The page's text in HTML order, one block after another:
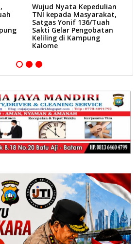
Wujud Nyata Kepedulian
TNI kepada Masyarakat,
Satgas Yonif 136/Tuah
Sakti Gelar Pengobatan
Keliling di Kampung
Kalome